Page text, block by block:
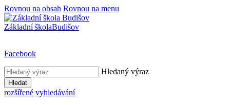
Rovnou na obsah Rovnou na menu
Základní školaBudišov
Facebook
Hledaný výraz
Hledat
rozšířené vyhledávání